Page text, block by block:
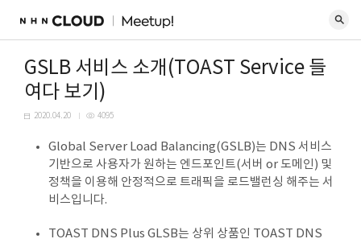
GSLB 서비스 소개(TOAST Service 들
여다 보기)
2020.04.20 4095
Global Server Load Balancing(GSLB)는 DNS 서비스
기반으로 사용자가 원하는 엔드포인트(서버 or 도메인) 및
정책을 이용해 안정적으로 트래픽을 로드밸런싱 해주는 서
비스입니다.
TOAST DNS Plus GLSB는 상위 상품인 TOAST DNS